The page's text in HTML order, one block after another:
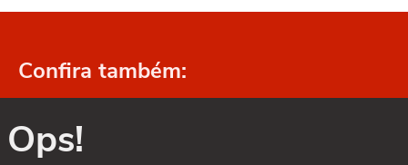
Confira também:
Ops!